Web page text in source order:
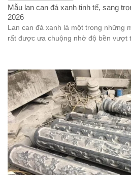
Mẫu lan can đá xanh tinh tế, sang
2026
Lan can đá xanh là một trong những
rất được ưa chuộng nhờ độ bền vượt